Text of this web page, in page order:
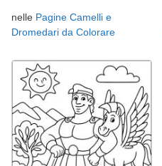
nelle Pagine Camelli e
Dromedari da Colorare